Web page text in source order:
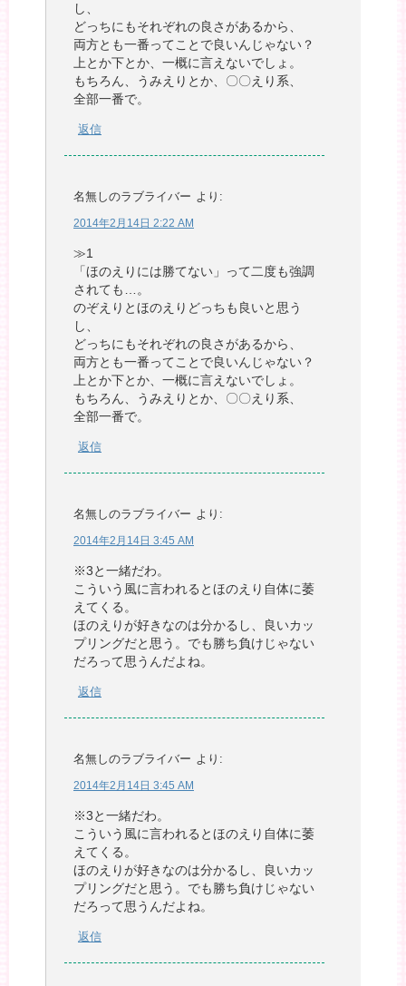
し、
どっちにもそれぞれの良さがあるから、
両方とも一番ってことで良いんじゃない？
上とか下とか、一概に言えないでしょ。
もちろん、うみえりとか、〇〇えり系、
全部一番で。
返信
名無しのラブライバー より:
2014年2月14日 2:22 AM
≫1
「ほのえりには勝てない」って二度も強調
されても…。
のぞえりとほのえりどっちも良いと思う
し、
どっちにもそれぞれの良さがあるから、
両方とも一番ってことで良いんじゃない？
上とか下とか、一概に言えないでしょ。
もちろん、うみえりとか、〇〇えり系、
全部一番で。
返信
名無しのラブライバー より:
2014年2月14日 3:45 AM
※3と一緒だわ。
こういう風に言われるとほのえり自体に萎
えてくる。
ほのえりが好きなのは分かるし、良いカッ
プリングだと思う。でも勝ち負けじゃない
だろって思うんだよね。
返信
名無しのラブライバー より:
2014年2月14日 3:45 AM
※3と一緒だわ。
こういう風に言われるとほのえり自体に萎
えてくる。
ほのえりが好きなのは分かるし、良いカッ
プリングだと思う。でも勝ち負けじゃない
だろって思うんだよね。
返信